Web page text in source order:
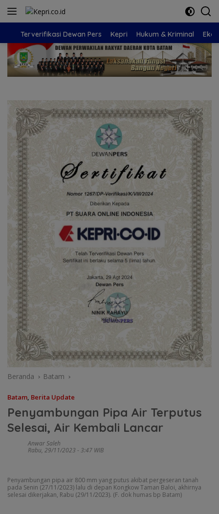
Langsung
Terverifikasi Dewan Pers Kepri Hukum & Kriminal
Beranda Batam
Batam, Berita Update
Penyambungan Pipa Air Terputus
Selesai, Air Kembali Lancar
Anwar Saleh
Rabu, 29/11/2023 - 3:47 WIB
Penyambungan pipa air 800 mm yang putus akibat pergeseran tanah
pada Senin (27/11/2023) lalu di depan Kongkow Taman Baloi, akhirnya
selesai dikerjakan, Rabu (29/11/2023). (F. dok humas bp Batam)